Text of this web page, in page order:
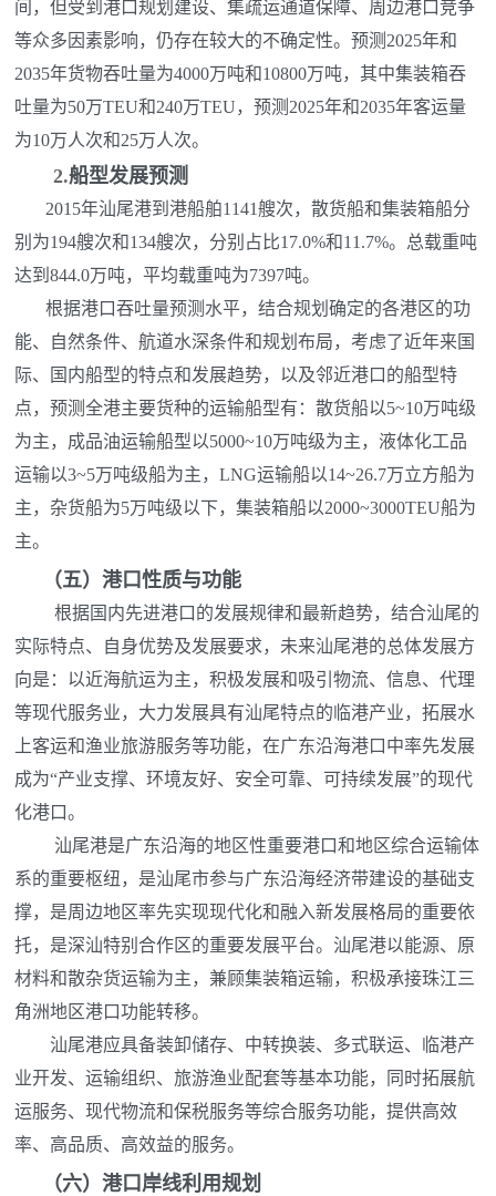
间，但受到港口规划建设、集疏运通道保障、周边港口竞争
等众多因素影响，仍存在较大的不确定性。预测2025年和
2035年货物吞吐量为4000万吨和10800万吨，其中集装箱吞
吐量为50万TEU和240万TEU，预测2025年和2035年客运量
为10万人次和25万人次。
2.船型发展预测
2015年汕尾港到港船舶1141艘次，散货船和集装箱船分
别为194艘次和134艘次，分别占比17.0%和11.7%。总载重吨
达到844.0万吨，平均载重吨为7397吨。
根据港口吞吐量预测水平，结合规划确定的各港区的功
能、自然条件、航道水深条件和规划布局，考虑了近年来国
际、国内船型的特点和发展趋势，以及邻近港口的船型特
点，预测全港主要货种的运输船型有：散货船以5~10万吨级
为主，成品油运输船型以5000~10万吨级为主，液体化工品
运输以3~5万吨级船为主，LNG运输船以14~26.7万立方船为
主，杂货船为5万吨级以下，集装箱船以2000~3000TEU船为
主。
（五）港口性质与功能
根据国内先进港口的发展规律和最新趋势，结合汕尾的
实际特点、自身优势及发展要求，未来汕尾港的总体发展方
向是：以近海航运为主，积极发展和吸引物流、信息、代理
等现代服务业，大力发展具有汕尾特点的临港产业，拓展水
上客运和渔业旅游服务等功能，在广东沿海港口中率先发展
成为“产业支撑、环境友好、安全可靠、可持续发展”的现代
化港口。
汕尾港是广东沿海的地区性重要港口和地区综合运输体
系的重要枢纽，是汕尾市参与广东沿海经济带建设的基础支
撑，是周边地区率先实现现代化和融入新发展格局的重要依
托，是深汕特别合作区的重要发展平台。汕尾港以能源、原
材料和散杂货运输为主，兼顾集装箱运输，积极承接珠江三
角洲地区港口功能转移。
汕尾港应具备装卸储存、中转换装、多式联运、临港产
业开发、运输组织、旅游渔业配套等基本功能，同时拓展航
运服务、现代物流和保税服务等综合服务功能，提供高效
率、高品质、高效益的服务。
（六）港口岸线利用规划